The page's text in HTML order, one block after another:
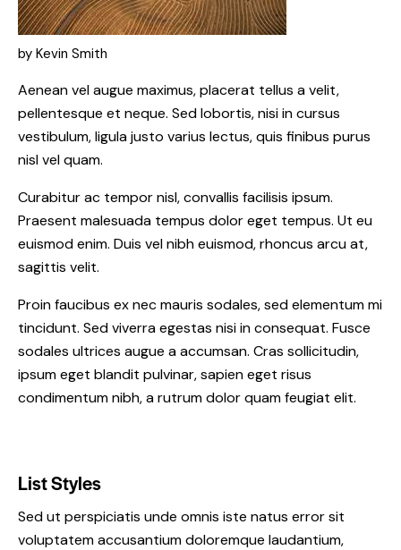
by Kevin Smith
Aenean vel augue maximus, placerat tellus a velit,
pellentesque et neque. Sed lobortis, nisi in cursus
vestibulum, ligula justo varius lectus, quis finibus purus
nisl vel quam.
Curabitur ac tempor nisl, convallis facilisis ipsum.
Praesent malesuada tempus dolor eget tempus. Ut eu
euismod enim. Duis vel nibh euismod, rhoncus arcu at,
sagittis velit.
Proin faucibus ex nec mauris sodales, sed elementum mi
tincidunt. Sed viverra egestas nisi in consequat. Fusce
sodales ultrices augue a accumsan. Cras sollicitudin,
ipsum eget blandit pulvinar, sapien eget risus
condimentum nibh, a rutrum dolor quam feugiat elit.
List Styles
Sed ut perspiciatis unde omnis iste natus error sit
voluptatem accusantium doloremque laudantium,